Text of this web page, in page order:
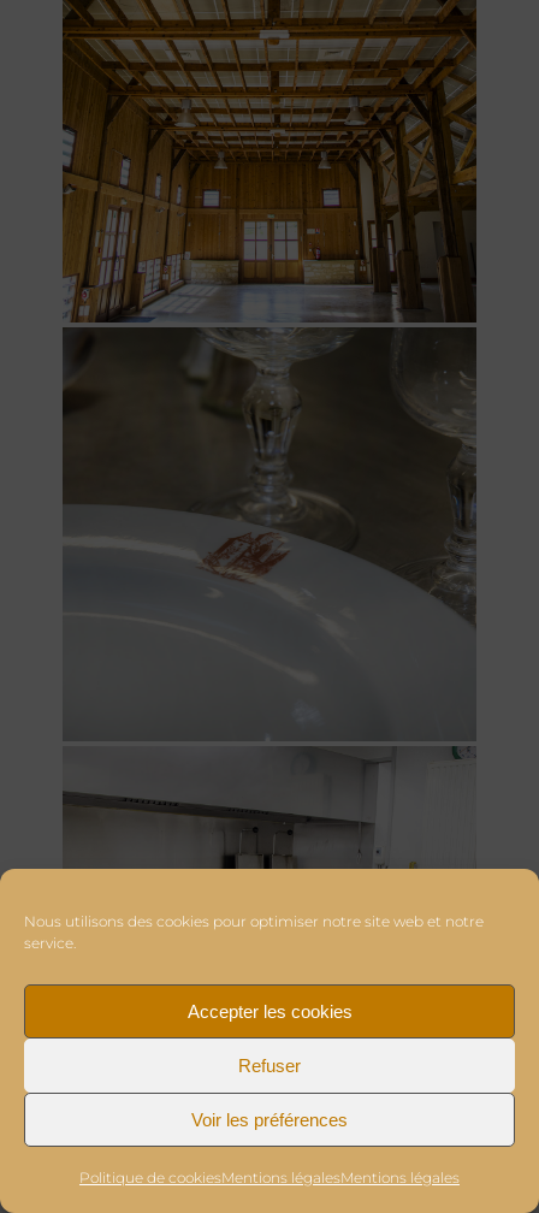
Nous utilisons des cookies pour optimiser notre site web et notre
service.
Accepter les cookies
Refuser
Voir les préférences
Politique de cookiesMentions légalesMentions légales